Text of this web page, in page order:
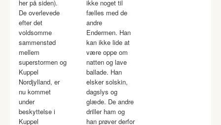
her på siden).
De overlevede
efter det
voldsomme
sammenstød
mellem
superstormen og
Kuppel
Nordjylland, er
nu kommet
under
beskyttelse i
Kuppel
ikke noget til
fælles med de
andre
Endermen. Han
kan ikke lide at
være oppe om
natten og lave
ballade. Han
elsker solskin,
dagslys og
glæde. De andre
driller ham og
han prøver derfor